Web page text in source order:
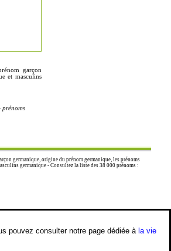
garçon
et masculins
prénoms
germanique, origine du prénom germanique, les prénoms
germanique - Consultez la liste des 38 000 prénoms :
pouvez consulter notre page dédiée àla vie